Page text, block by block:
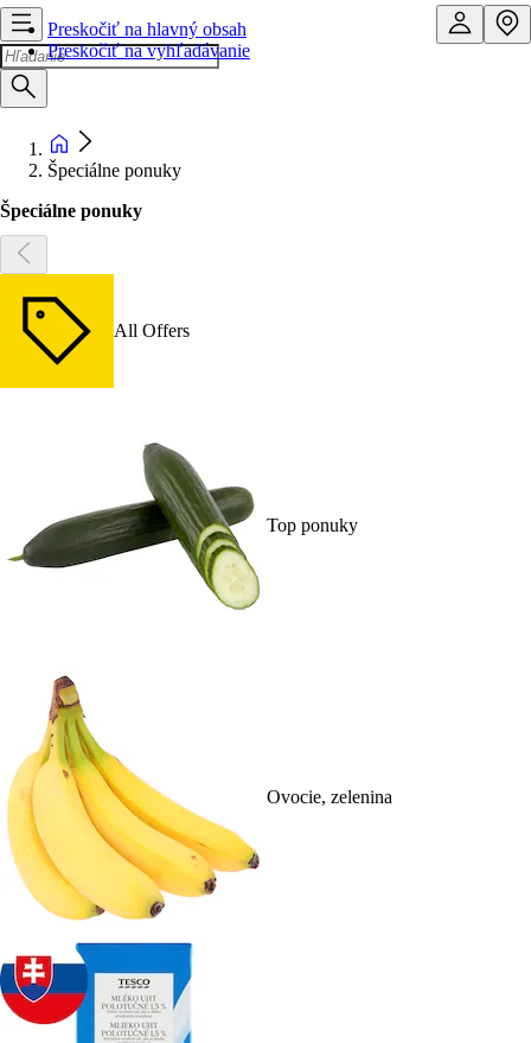
Preskočiť na hlavný obsah
Preskočiť na vyhľadávanie
Špeciálne ponuky
Špeciálne ponuky
All Offers
Top ponuky
Ovocie, zelenina